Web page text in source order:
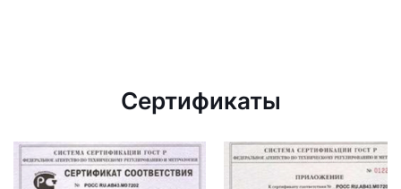
Сертификаты